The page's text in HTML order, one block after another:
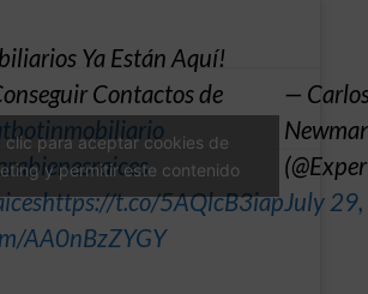
Ya Están Aquí!
Contactos de
https://t.co/5AQlcB3iap
AA0nBzZYGY
—
July
clic para aceptar cookies de
y permitir este contenido